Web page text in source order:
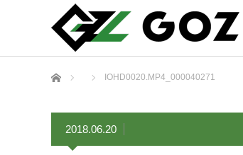
ホーム IOHD0020.MP4_000040271
2018.06.20